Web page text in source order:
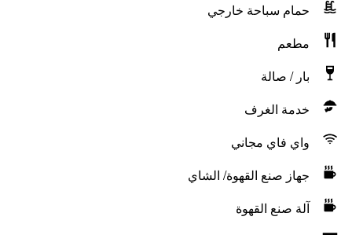
حمام سباحة خارجي
مطعم
بار / صالة
خدمة الغرف
واي فاي مجاني
جهاز صنع القهوة/ الشاي
آلة صنع القهوة